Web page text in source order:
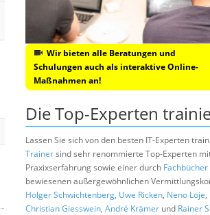
Wir bieten alle Beratungen und
Schulungen auch als interaktive Online-
Maßnahmen an!
Die Top-Experten
Lassen Sie sich von den besten IT-Experten
Trainersind sehr renommierte Top-Experten
Praxixserfahrung sowie einer durch Fachbücher
bewiesenen außergewöhnlichen
Holger Schwichtenberg, Uwe Ricken, Neno Loje,
Christian Giesswein, André Krämer und Rainer